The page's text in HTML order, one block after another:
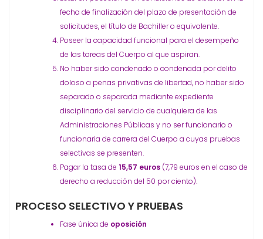
fecha de finalización del plazo de presentación de
solicitudes, el título de Bachiller o equivalente.
Poseer la capacidad funcional para el desempeño
de las tareas del Cuerpo al que aspiran.
No haber sido condenado o condenada por delito
doloso a penas privativas de libertad, no haber sido
separado o separada mediante expediente
disciplinario del servicio de cualquiera de las
Administraciones Públicas y no ser funcionario o
funcionaria de carrera del Cuerpo a cuyas pruebas
selectivas se presenten.
Pagar la tasa de 15,57 euros (7,79 euros en el caso de
derecho a reducción del 50 por ciento).
PROCESO SELECTIVO Y PRUEBAS
Fase única de oposición